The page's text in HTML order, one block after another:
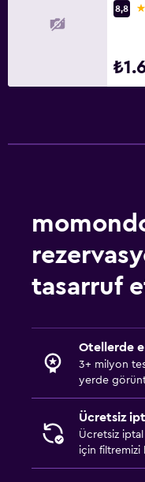
8,8
4
tasarruf
Otellerde
3+ milyon
yerde
Ücretsiz
Ücretsiz
için filtremizi